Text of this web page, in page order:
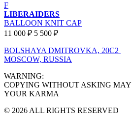
F
LIBERAIDERS
BALLOON KNIT CAP
11 000 ₽ 5 500 ₽
BOLSHAYA DMITROVKA, 20C2
MOSCOW, RUSSIA
WARNING:
COPYING WITHOUT ASKING
YOUR KARMA
© 2026 ALL RIGHTS RESERVED